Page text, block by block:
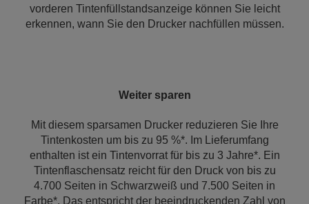
vorderen Tintenfüllstandsanzeige können Sie leicht
erkennen, wann Sie den Drucker nachfüllen müssen.
Weiter sparen
Mit diesem sparsamen Drucker reduzieren Sie Ihre
Tintenkosten um bis zu 95 %*. Im Lieferumfang
enthalten ist ein Tintenvorrat für bis zu 3 Jahre*. Ein
Tintenflaschensatz reicht für den Druck von bis zu
4.700 Seiten in Schwarzweiß und 7.500 Seiten in
Farbe*. Das entspricht der beeindruckenden Zahl von